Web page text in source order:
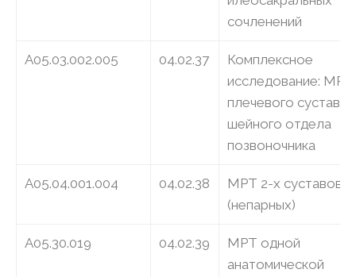
сочленений
A05.03.002.005 04.02.37
Комплексное
исследование: МРТ
плечевого сустава
шейного отдела
позвоночника
A05.04.001.004 04.02.38
МРТ 2-х суставов
(непарных)
A05.30.019 04.02.39
МРТ одной
анатомической